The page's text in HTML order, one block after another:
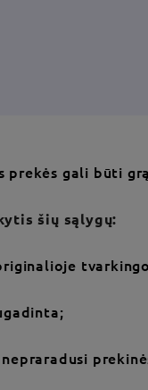
gali būti
šių sąlygų: